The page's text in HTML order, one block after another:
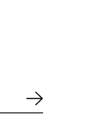
Abonnieren